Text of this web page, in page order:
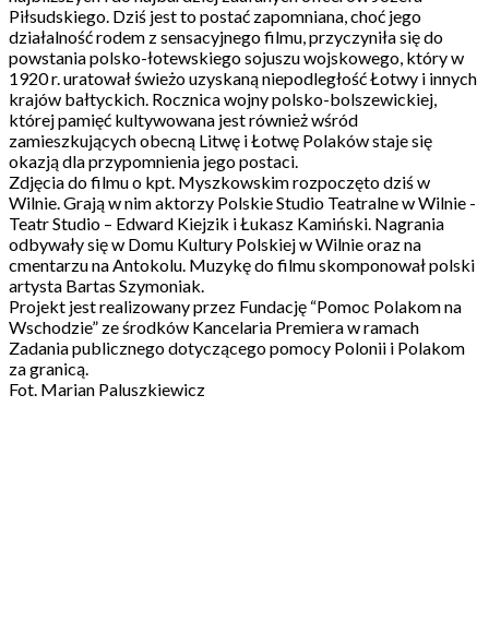
Piłsudskiego. Dziś jest to postać zapomniana, choć jego
działalność rodem z sensacyjnego filmu, przyczyniła się do
powstania polsko-łotewskiego sojuszu wojskowego, który w
1920 r. uratował świeżo uzyskaną niepodległość Łotwy i innych
krajów bałtyckich. Rocznica wojny polsko-bolszewickiej,
której pamięć kultywowana jest również wśród
zamieszkujących obecną Litwę i Łotwę Polaków staje się
okazją dla przypomnienia jego postaci.
Zdjęcia do filmu o kpt. Myszkowskim rozpoczęto dziś w
Wilnie. Grają w nim aktorzy Polskie Studio Teatralne w Wilnie -
Teatr Studio – Edward Kiejzik i Łukasz Kamiński. Nagrania
odbywały się w Domu Kultury Polskiej w Wilnie oraz na
cmentarzu na Antokolu. Muzykę do filmu skomponował polski
artysta Bartas Szymoniak.
Projekt jest realizowany przez Fundację “Pomoc Polakom na
Wschodzie” ze środków Kancelaria Premiera w ramach
Zadania publicznego dotyczącego pomocy Polonii i Polakom
za granicą.
Fot. Marian Paluszkiewicz